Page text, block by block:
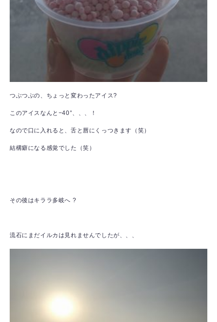
つぶつぶの、ちょっと変わったアイス?
このアイスなんと−40°、、、！
なので口に入れると、舌と唇にくっつきます（笑）
結構癖になる感覚でした（笑）
その後はキララ多岐へ ?
流石にまだイルカは見れませんでしたが、、、